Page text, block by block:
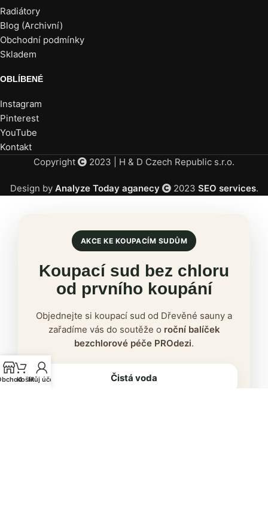
Radiátory
Blog (Archivní)
Obchodní podmínky
Skladem
OBLÍBENÉ
Instagram
Pinterest
YouTube
Kontakt
Copyright
2023 | H & D Czech Republic s.r.o.
Design by Analyze Today aganecy 2023 SEO services.
AKCE KE KOUPACÍM SUDŮM
Koupací sud bez chloru
od prvního koupání
Objednejte si koupací sud od Dřevěné sauny a
zařadíme vás do soutěže o roční balíček
bezchlorové péče PROdezi.
Čistá voda
KošíkMůj účet